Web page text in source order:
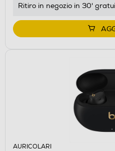
Ritiro in negozio in 30'
AURICOLARI